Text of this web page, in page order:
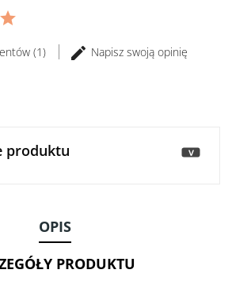
(1) Napisz swoją opinię
produktu >
OPIS
PRODUKTU